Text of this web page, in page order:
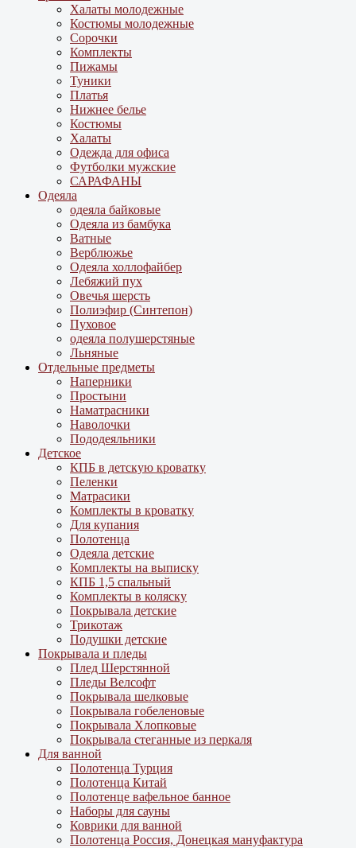
Халаты молодежные
Костюмы молодежные
Сорочки
Комплекты
Пижамы
Туники
Платья
Нижнее белье
Костюмы
Халаты
Одежда для офиса
Футболки мужские
САРАФАНЫ
Одеяла
одеяла байковые
Одеяла из бамбука
Ватные
Верблюжье
Одеяла холлофайбер
Лебяжий пух
Овечья шерсть
Полиэфир (Синтепон)
Пуховое
одеяла полушерстяные
Льняные
Отдельные предметы
Наперники
Простыни
Наматрасники
Наволочки
Пододеяльники
Детское
КПБ в детскую кроватку
Пеленки
Матрасики
Комплекты в кроватку
Для купания
Полотенца
Одеяла детские
Комплекты на выписку
КПБ 1,5 спальный
Комплекты в коляску
Покрывала детские
Трикотаж
Подушки детские
Покрывала и пледы
Плед Шерстянной
Пледы Велсофт
Покрывала шелковые
Покрывала гобеленовые
Покрывала Хлопковые
Покрывала стеганные из перкаля
Для ванной
Полотенца Турция
Полотенца Китай
Полотенце вафельное банное
Наборы для сауны
Коврики для ванной
Полотенца Россия, Донецкая мануфактура